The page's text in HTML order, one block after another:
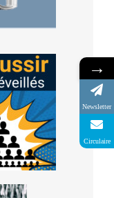
→
Newsletter
Circulaire